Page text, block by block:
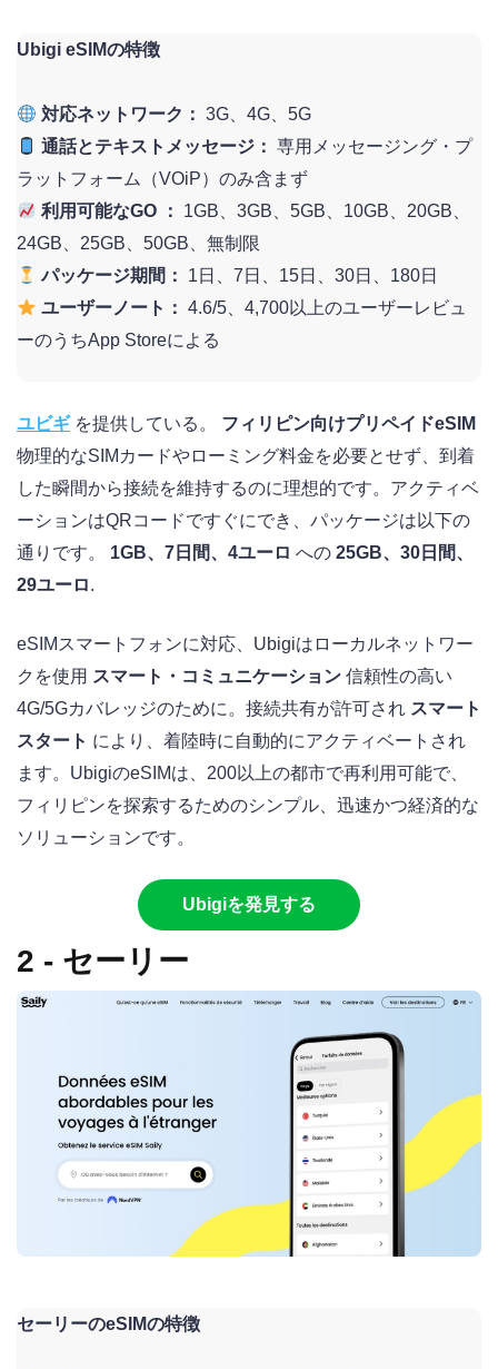
Ubigi eSIMの特徴
対応ネットワーク： 3G、4G、5G
通話とテキストメッセージ： 専用メッセージング・プ
ラットフォーム（VOiP）のみ含まず
利用可能なGO ：
1GB、3GB、5GB、10GB、20GB、
24GB、25GB、50GB、無制限
パッケージ期間：
1日、7日、15日、30日、180日
ユーザーノート： 4.6/5、4,700以上のユーザーレビュ
ーのうちApp Storeによる
ユビギを提供している。 フィリピン向けプリペイドeSIM
物理的なSIMカードやローミング料金を必要とせず、到着
した瞬間から接続を維持するのに理想的です。アクティベ
ーションはQRコードですぐにでき、パッケージは以下の
通りです。 1GB、7日間、4ユーロ への 25GB、30日間、
29ユーロ.
eSIMスマートフォンに対応、Ubigiはローカルネットワー
クを使用 スマート・コミュニケーション 信頼性の高い
4G/5Gカバレッジのために。接続共有が許可され スマート
スタート により、着陸時に自動的にアクティベートされ
ます。UbigiのeSIMは、200以上の都市で再利用可能で、
フィリピンを探索するためのシンプル、迅速かつ経済的な
ソリューションです。
Ubigiを発見する
2 - セーリー
セーリーのeSIMの特徴